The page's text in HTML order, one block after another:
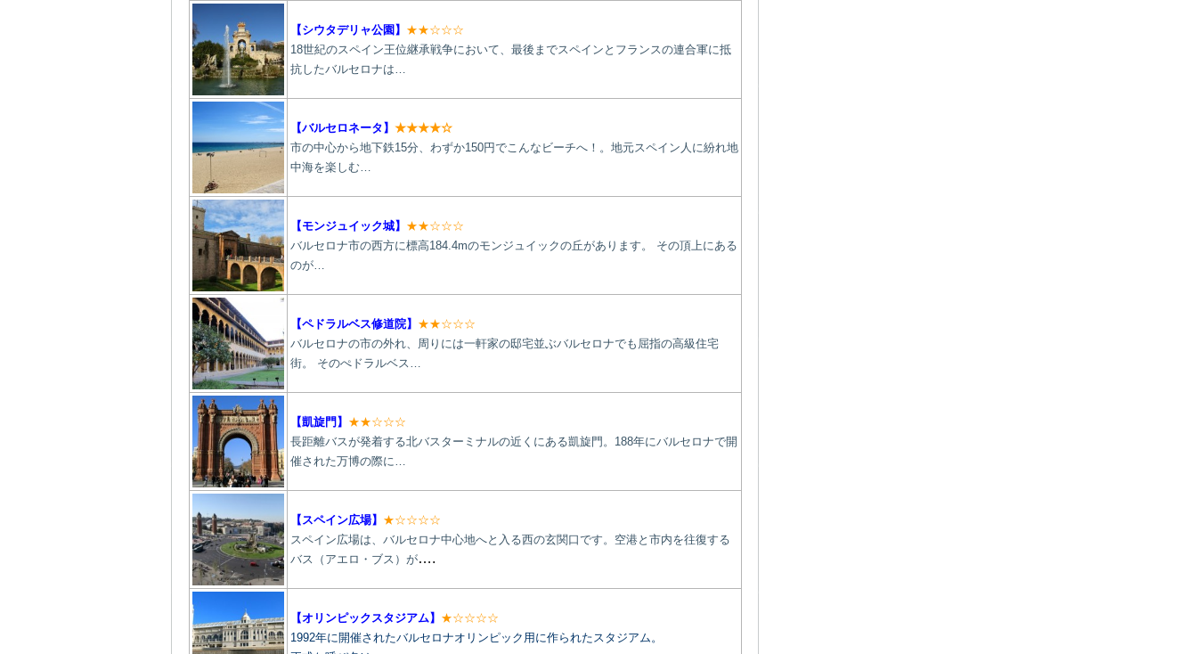
【シウタデリャ公園 】 ★★☆☆☆
18世紀のスペイン王位継承戦争において、最後までスペインとフランスの連合軍に抵
抗したバルセロナは…
【バルセロネータ 】 ★★★★☆
市の中心から地下鉄15分、わずか150円でこんなビーチへ！。地元スペイン人に紛れ地
中海を楽しむ…
【モンジュイック城】 ★★☆☆☆
バルセロナ市の西方に標高184.4mのモンジュイックの丘があります。 その頂上にある
のが…
【ペドラルベス修道院】 ★★☆☆☆
バルセロナの市の外れ、周りには一軒家の邸宅並ぶバルセロナでも屈指の高級住宅
街。 そのぺドラルベス…
【凱旋門】 ★★☆☆☆
長距離バスが発着する北バスターミナルの近くにある凱旋門。188年にバルセロナで開
催された万博の際に…
【スペイン広場】 ★☆☆☆☆
スペイン広場は、バルセロナ中心地へと入る西の玄関口です。空港と市内を往復する
バス（アエロ・ブス）が….
【オリンピックスタジアム】 ★☆☆☆☆
1992年に開催されたバルセロナオリンピック用に作られたスタジアム。